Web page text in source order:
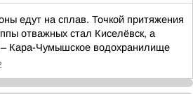
едут на сплав. Точкой притяжения
отважных стал Киселёвск, а
– Кара-Чумышское водохранилище